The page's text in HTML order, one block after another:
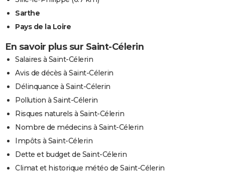
Sarthe
Pays de la Loire
En savoir plus sur Saint-Célerin
Salaires à Saint-Célerin
Avis de décès à Saint-Célerin
Délinquance à Saint-Célerin
Pollution à Saint-Célerin
Risques naturels à Saint-Célerin
Nombre de médecins à Saint-Célerin
Impôts à Saint-Célerin
Dette et budget de Saint-Célerin
Climat et historique météo de Saint-Célerin